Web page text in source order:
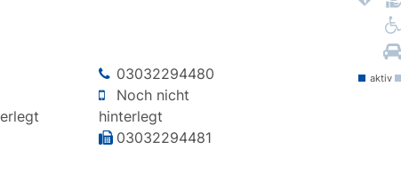
03032294480
Noch nicht
hinterlegt
03032294481
aktiv